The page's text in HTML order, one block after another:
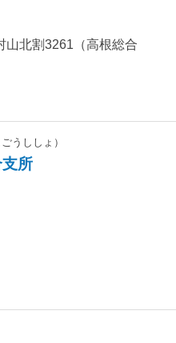
北割3261（高根総合
うししょ）
所